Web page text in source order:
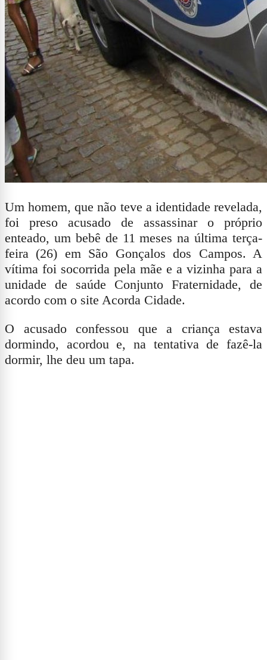
Um homem, que não teve a identidade revelada,
foi preso acusado de assassinar o próprio
enteado, um bebê de 11 meses na última terça-
feira (26) em São Gonçalos dos Campos. A
vítima foi socorrida pela mãe e a vizinha para a
unidade de saúde Conjunto Fraternidade, de
acordo com o site Acorda Cidade.
O acusado confessou que a criança estava
dormindo, acordou e, na tentativa de fazê-la
dormir, lhe deu um tapa.